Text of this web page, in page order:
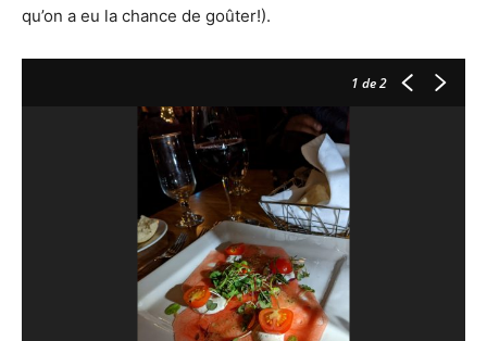
qu’on a eu la chance de goûter!).
1 de 2